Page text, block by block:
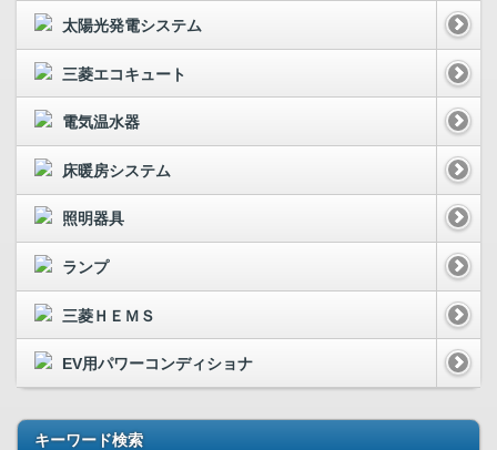
太陽光発電システム
三菱エコキュート
電気温水器
床暖房システム
照明器具
ランプ
三菱ＨＥＭＳ
EV用パワーコンディショナ
キーワード検索